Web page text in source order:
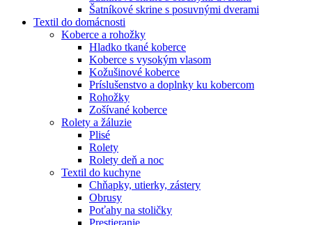
Šatníkové skrine s posuvnými dverami
Textil do domácnosti
Koberce a rohožky
Hladko tkané koberce
Koberce s vysokým vlasom
Kožušinové koberce
Príslušenstvo a doplnky ku kobercom
Rohožky
Zošívané koberce
Rolety a žáluzie
Plisé
Rolety
Rolety deň a noc
Textil do kuchyne
Chňapky, utierky, zástery
Obrusy
Poťahy na stoličky
Prestieranie